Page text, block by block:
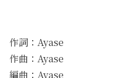
作詞：Ayase
作曲：Ayase
編曲：Ayase